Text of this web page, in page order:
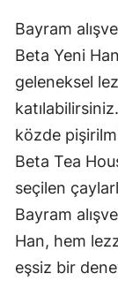
Bayram
Beta Yeni
geleneksel
közde
Beta Tea
seçilen
Bayram
Han, hem
eşsiz bir